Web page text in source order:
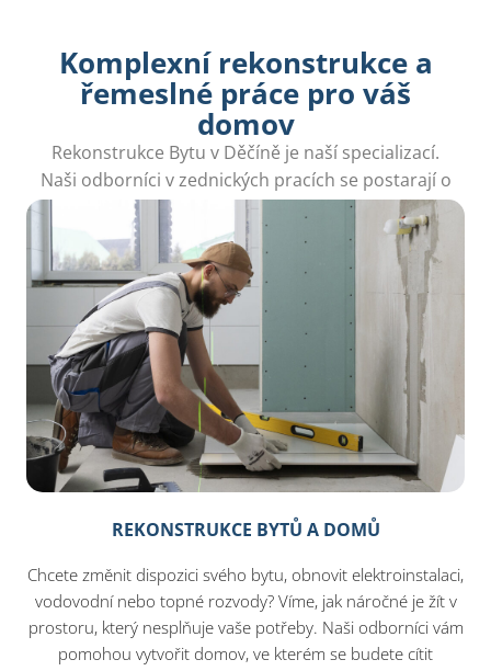
Komplexní rekonstrukce a
řemeslné práce pro váš
domov
Rekonstrukce Bytu v Děčíně je naší specializací.
Naši odborníci v zednických pracích se postarají o
každý detail vaší přeměny pro pohodlnější život.
REKONSTRUKCE BYTŮ A DOMŮ
Chcete změnit dispozici svého bytu, obnovit elektroinstalaci,
vodovodní nebo topné rozvody? Víme, jak náročné je žít v
prostoru, který nesplňuje vaše potřeby. Naši odborníci vám
pomohou vytvořit domov, ve kterém se budete cítit